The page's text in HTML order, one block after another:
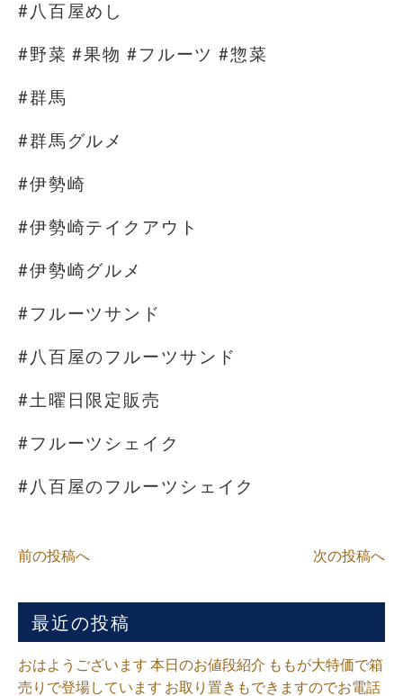
#八百屋めし
#野菜 #果物 #フルーツ #惣菜
#群馬
#群馬グルメ
#伊勢崎
#伊勢崎テイクアウト
#伊勢崎グルメ
#フルーツサンド
#八百屋のフルーツサンド
#土曜日限定販売
#フルーツシェイク
#八百屋のフルーツシェイク
前の投稿へ 次の投稿へ
最近の投稿
おはようございます 本日のお値段紹介 ももが大特価で箱
売りで登場しています お取り置きもできますのでお電話